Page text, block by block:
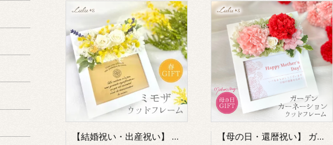
【結婚祝い・出産祝い】 ミモザ フォトフレーム 写真立て プリザーブドフラワー 造花 春 ギフト 母の日 新築祝い 誕生日 プレゼント 花 黄色 L判 豪華 ウッドフレーム 【母の日・還暦祝い】 ガーデン カーネーション フォトフレーム 縦横2Way 写真立て L判 プリザーブドフラワー 造花 バラ 誕生日 退職 敬老の日 女性 母親 祖母 ギフト プレゼント